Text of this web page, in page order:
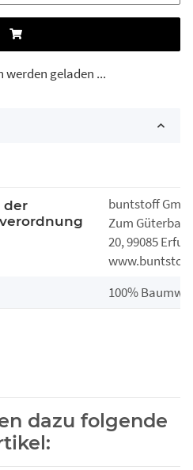
werden geladen ...
der
buntstoff
Zum
20, 99085
100%
dazu folgende